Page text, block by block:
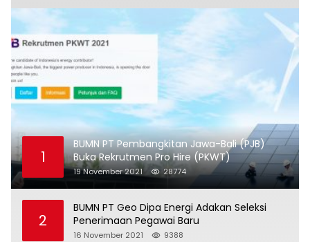
1
BUMN PT Pembangkitan Jawa-Bali (PJB)
Buka Rekrutmen Pro Hire (PKWT)
19 November 2021 28774
2
BUMN PT Geo Dipa Energi Adakan Seleksi
Penerimaan Pegawai Baru
16 November 2021 9388